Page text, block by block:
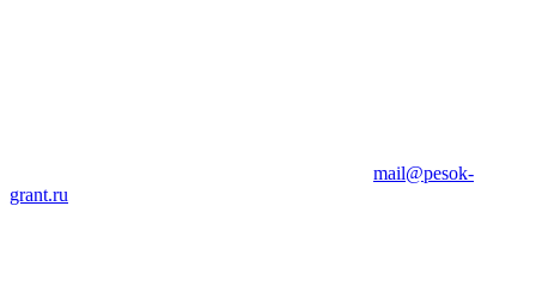
mail@pesok-
grant.ru